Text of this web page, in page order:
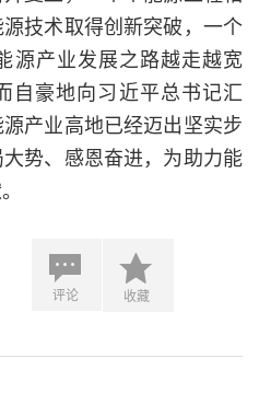
技术取得创新突破，一个
源产业发展之路越走越宽
豪地向习近平总书记汇
产业高地已经迈出坚实步
势、感恩奋进，为助力能
评论 收藏